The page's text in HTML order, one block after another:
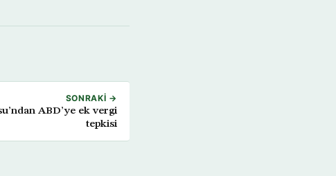
SONRAKI →
ABD’ye ek vergi
tepkisi